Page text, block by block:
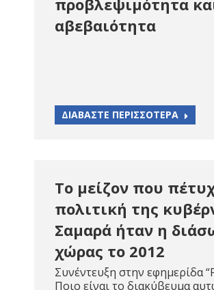
αβεβαιότητα
ΔΙΑΒΑΣΤΕ ΠΕΡΙΣΣΟΤΕΡΑ
Το μείζον που
πολιτική της
Σαμαρά ήταν η
χώρας το 2012
Συνέντευξη στην εφημερίδα
Ποιο είναι το διακύβευμα